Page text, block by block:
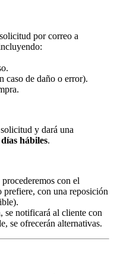
por correo a
caso de daño o error).
y dará una
días hábiles.
con el
con una reposición
se notificará al cliente con
se ofrecerán alternativas.